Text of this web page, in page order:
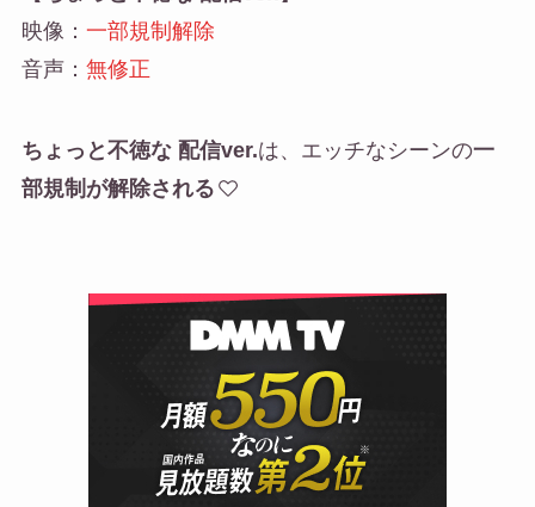
映像： 一部規制解除
音声： 無修正
ちょっと不徳な 配信ver.は、エッチなシーンの一
部規制が解除される